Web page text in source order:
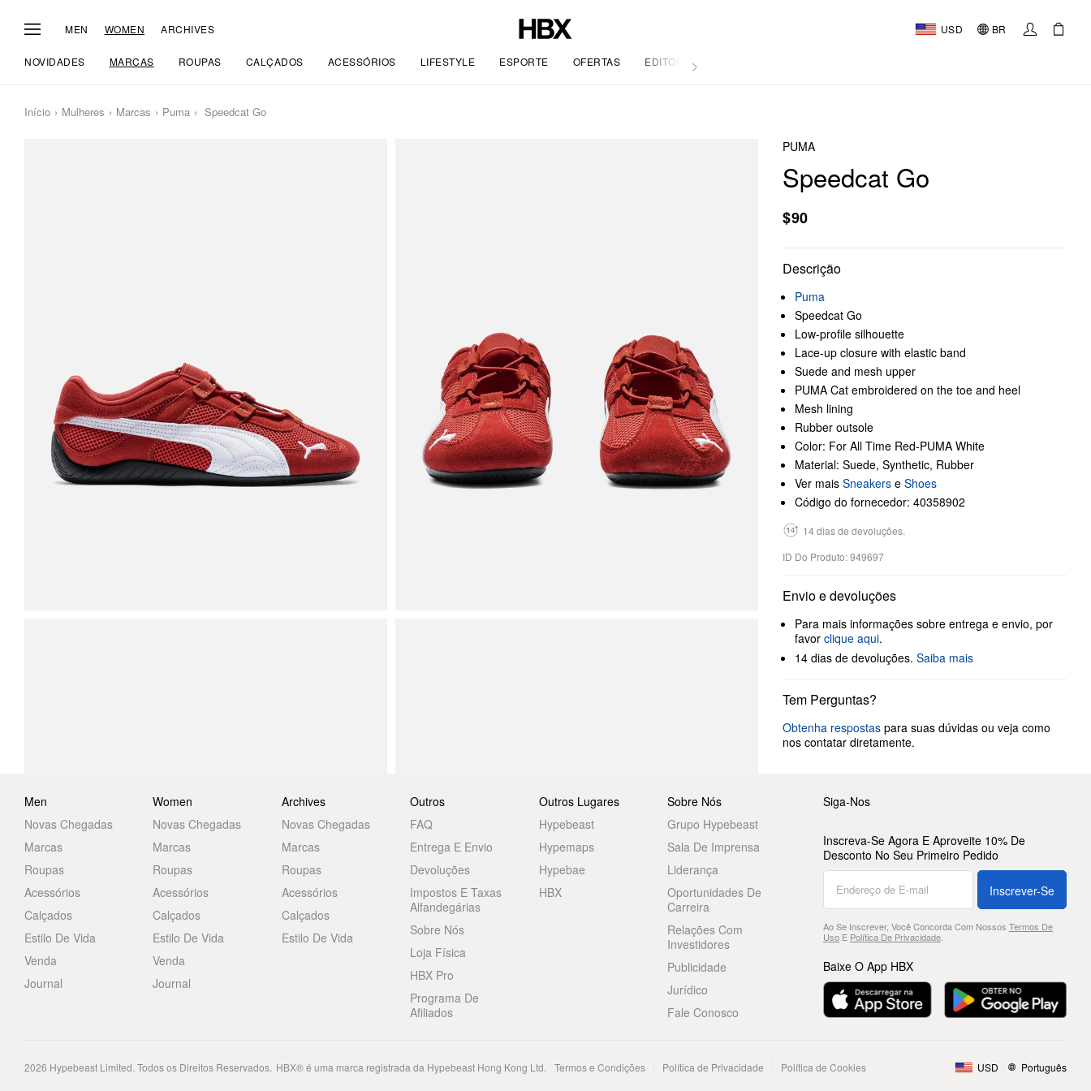
MEN WOMEN ARCHIVES USD BR
NOVIDADES MARCAS ROUPAS CALÇADOS ACESSÓRIOS LIFESTYLE ESPORTE OFERTAS EDITORIAL
Início Mulheres Marcas Puma Speedcat Go
PUMA
Speedcat Go
$90
Descrição
Puma
Speedcat Go
Low-profile silhouette
Lace-up closure with elastic band
Suede and mesh upper
PUMA Cat embroidered on the toe and heel
Mesh lining
Rubber outsole
Color: For All Time Red-PUMA White
Material: Suede, Synthetic, Rubber
Ver mais Sneakers e Shoes
Código do fornecedor: 40358902
14 dias de devoluções.
ID Do Produto: 949697
Envio e devoluções
Para mais informações sobre entrega e envio, por
favor clique aqui.
14 dias de devoluções. Saiba mais
Tem Perguntas?
Obtenha respostas para suas dúvidas ou veja como
nos contatar diretamente.
Men
Novas Chegadas
Marcas
Roupas
Acessórios
Calçados
Estilo De Vida
Venda
Journal
Women
Novas Chegadas
Marcas
Roupas
Acessórios
Calçados
Estilo De Vida
Venda
Journal
Archives
Novas Chegadas
Marcas
Roupas
Acessórios
Calçados
Estilo De Vida
Outros
FAQ
Entrega E Envio
Devoluções
Impostos E Taxas
Alfandegárias
Sobre Nós
Loja Física
HBX Pro
Programa De
Afiliados
Outros Lugares
Hypebeast
Hypemaps
Hypebae
HBX
Sobre Nós
Grupo Hypebeast
Sala De Imprensa
Liderança
Oportunidades De
Carreira
Relações Com
Investidores
Publicidade
Jurídico
Fale Conosco
Siga-Nos
Inscreva-Se Agora E Aproveite 10% De
Desconto No Seu Primeiro Pedido
Inscrever-Se
Ao Se Inscrever, Você Concorda Com Nossos Termos De
UsoE Política De Privacidade.
Baixe O App HBX
2026 Hypebeast Limited. Todos os Direitos Reservados. HBX® é uma marca registrada da Hypebeast Hong Kong Ltd. Termos e Condições Política de Privacidade Política de Cookies USD Português